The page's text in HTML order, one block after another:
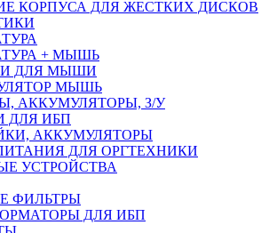
КОРПУСА ДЛЯ ЖЕСТКИХ ДИСКОВ
+ МЫШЬ
ДЛЯ МЫШИ
МЫШЬ
АККУМУЛЯТОРЫ, З/У
ДЛЯ ИБП
АККУМУЛЯТОРЫ
ДЛЯ ОРГТЕХНИКИ
УСТРОЙСТВА
ФИЛЬТРЫ
ДЛЯ ИБП